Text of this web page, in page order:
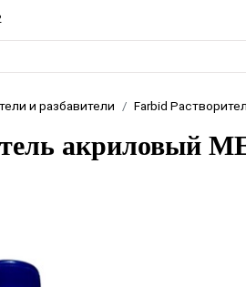
и разбавители Farbid